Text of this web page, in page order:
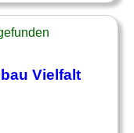
Vielfalt